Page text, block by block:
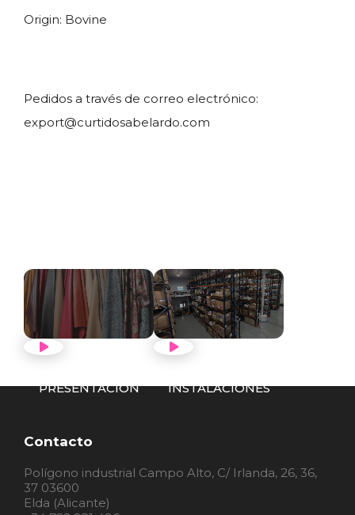
Origin: Bovine
Pedidos a través de correo electrónico:
export@curtidosabelardo.com
PRESENTACIÓN
INSTALACIONES
Contacto
Polígono industrial Campo Alto, C/ Irlanda, 26, 36,
37 03600
Elda (Alicante)